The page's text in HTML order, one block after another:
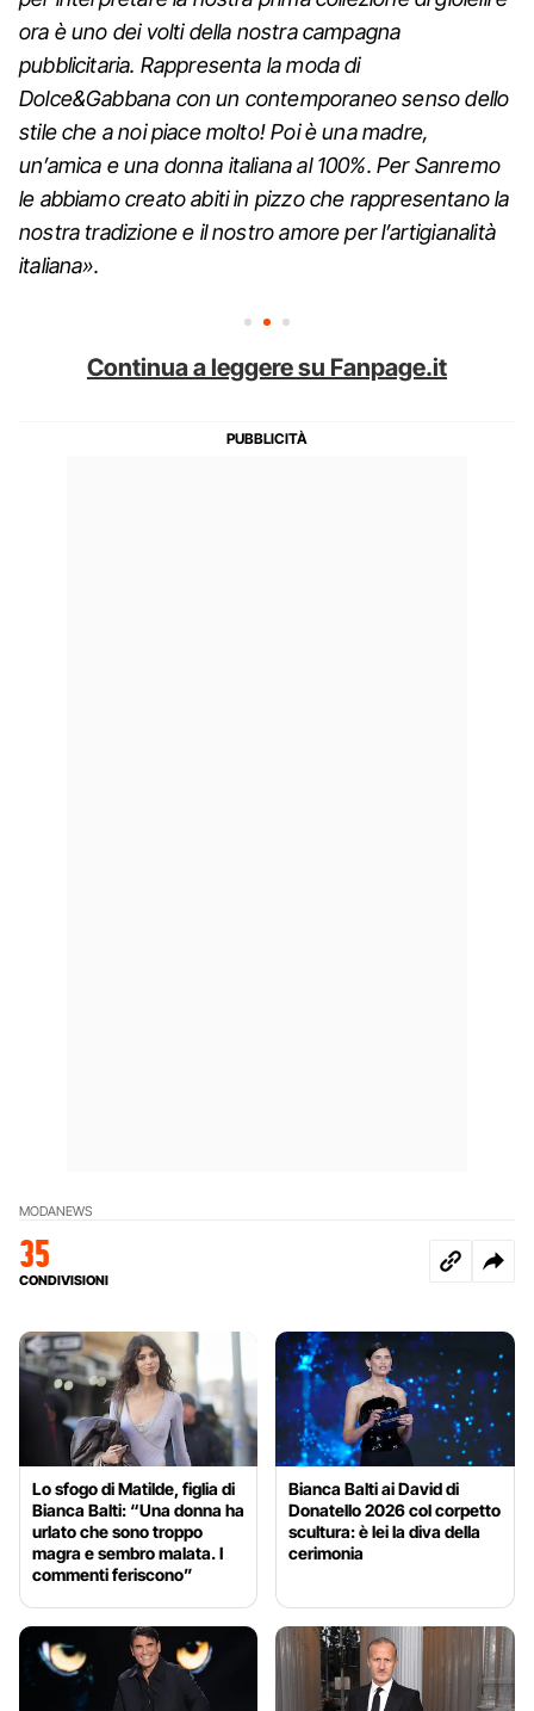
ora è uno dei volti della nostra campagna
pubblicitaria. Rappresenta la moda di
Dolce&Gabbana con un contemporaneo senso dello
stile che a noi piace molto! Poi è una madre,
un’amica e una donna italiana al 100%. Per Sanremo
le abbiamo creato abiti in pizzo che rappresentano la
nostra tradizione e il nostro amore per l’artigianalità
italiana».
Continua a leggere su Fanpage.it
MODANEWS
35
CONDIVISIONI
Lo sfogo di Matilde, figlia di
Bianca Balti: “Una donna ha
urlato che sono troppo
magra e sembro malata. I
commenti feriscono”
Bianca Balti ai David di
Donatello 2026 col corpetto
scultura: è lei la diva della
cerimonia